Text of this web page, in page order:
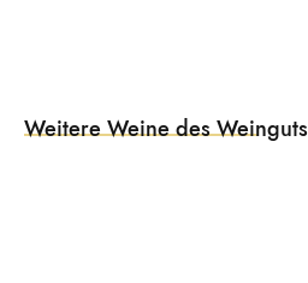
Weitere Weine des Weinguts